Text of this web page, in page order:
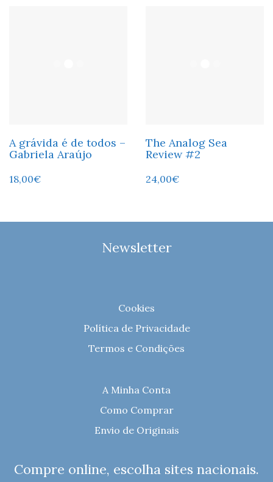
A grávida é de todos –
Gabriela Araújo
18,00€
The Analog Sea
Review #2
24,00€
Newsletter
Cookies
Política de Privacidade
Termos e Condições
A Minha Conta
Como Comprar
Envio de Originais
Compre online, escolha sites nacionais.